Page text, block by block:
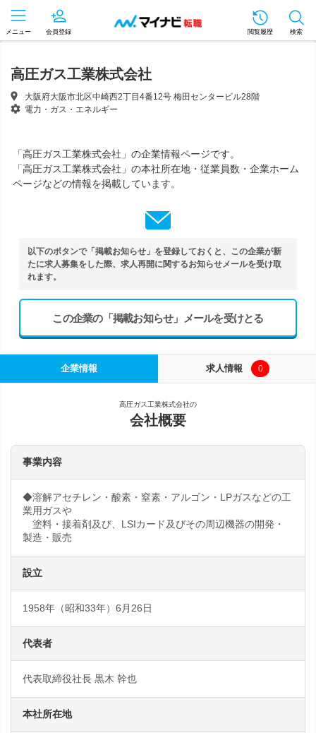
メニュー 会員登録 閲覧履歴 検索
高圧ガス工業株式会社
大阪府大阪市北区中崎西2丁目4番12号 梅田センタービル28階
電力・ガス・エネルギー
「高圧ガス工業株式会社」の企業情報ページです。
「高圧ガス工業株式会社」の本社所在地・従業員数・企業ホーム
ページなどの情報を掲載しています。
以下のボタンで「掲載お知らせ」を登録しておくと、この企業が新
たに求人募集をした際、求人再開に関するお知らせメールを受け取
れます。
この企業の「掲載お知らせ」メールを受けとる
企業情報 求人情報 0
高圧ガス工業株式会社の
会社概要
事業内容
◆溶解アセチレン・酸素・窒素・アルゴン・LPガスなどの工
業用ガスや
塗料・接着剤及び、LSIカード及びその周辺機器の開発・
製造・販売
設立
1958年（昭和33年）6月26日
代表者
代表取締役社長 黒木 幹也
本社所在地